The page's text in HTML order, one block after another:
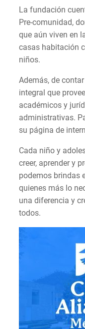
La fundación
Pre-comunidad,
que aún viven en
casas habitación
niños.
Además, de
integral que
académicos y
administrativas.
su página de
Cada niño y
creer, aprender y
podemos brindas
quienes más lo
una diferencia y
todos.